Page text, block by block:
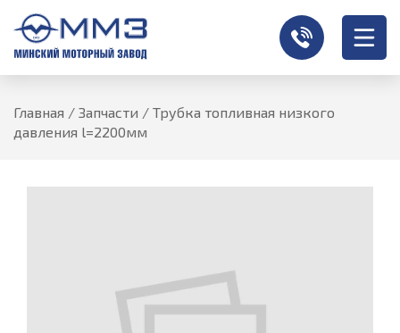
Главная / Запчасти / Трубка топливная низкого
давления l=2200мм